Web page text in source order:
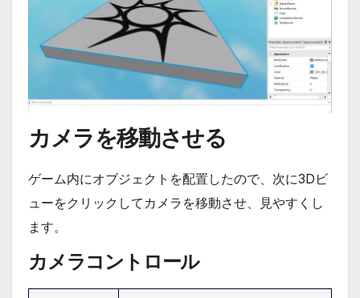
カメラを移動させる
ゲーム内にオブジェクトを配置したので、次に3Dビ
ューをクリックしてカメラを移動させ、見やすくし
ます。
カメラコントロール